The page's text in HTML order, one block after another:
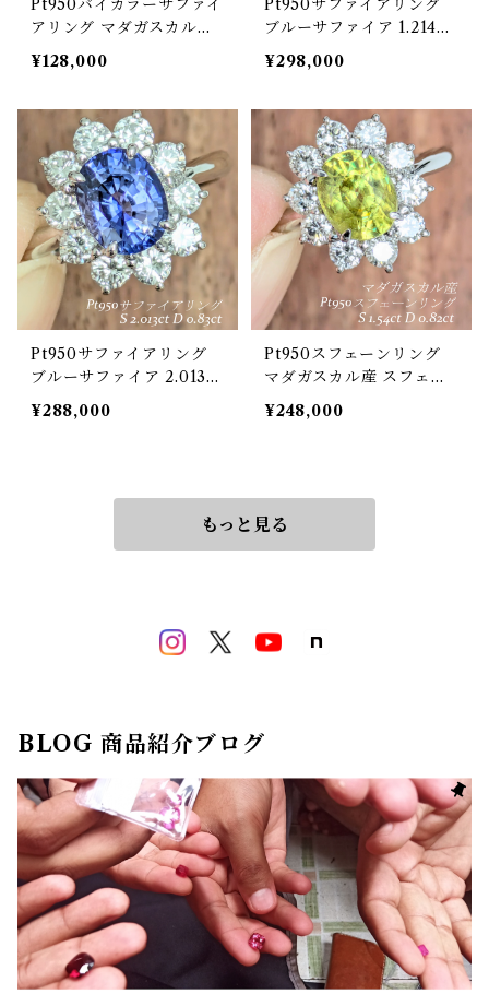
Pt950バイカラーサファイ
アリング マダガスカル産
バイカラーサファイア 0.8
3ct ダイヤモンド 0.11ct
¥128,000
Pt950サファイアリング
ブルーサファイア 1.214ct
ダイヤモンド 0.99ct【PR
O207842】
¥298,000
Pt950サファイアリング
ブルーサファイア 2.013ct
ダイヤモンド 0.83ct【PR
O204488】
¥288,000
Pt950スフェーンリング
マダガスカル産 スフェー
ン 1.54ct ダイヤモンド 0.
82ct【PRO207835】
¥248,000
もっと見る
BLOG 商品紹介ブログ